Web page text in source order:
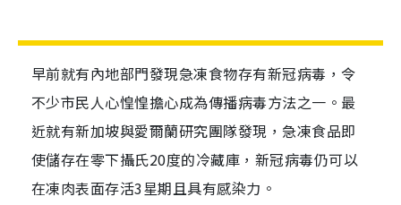
早前就有內地部門發現急凍食物存有新冠病毒，令
不少市民人心惶惶擔心成為傳播病毒方法之一。最
近就有新加坡與愛爾蘭研究團隊發現，急凍食品即
使儲存在零下攝氏20度的冷藏庫，新冠病毒仍可以
在凍肉表面存活3星期且具有感染力。